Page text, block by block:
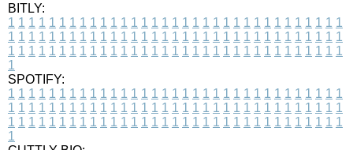
BITLY:
1 1 1 1 1 1 1 1 1 1 1 1 1 1 1 1 1 1 1 1 1 1 1 1 1 1 1 1 1 1 1 1 1
1 1 1 1 1 1 1 1 1 1 1 1 1 1 1 1 1 1 1 1 1 1 1 1 1 1 1 1 1 1 1 1 1
1 1 1 1 1 1 1 1 1 1 1 1 1 1 1 1 1 1 1 1 1 1 1 1 1 1 1 1 1 1 1 1 1
1
SPOTIFY:
1 1 1 1 1 1 1 1 1 1 1 1 1 1 1 1 1 1 1 1 1 1 1 1 1 1 1 1 1 1 1 1 1
1 1 1 1 1 1 1 1 1 1 1 1 1 1 1 1 1 1 1 1 1 1 1 1 1 1 1 1 1 1 1 1 1
1 1 1 1 1 1 1 1 1 1 1 1 1 1 1 1 1 1 1 1 1 1 1 1 1 1 1 1 1 1 1 1 1
1